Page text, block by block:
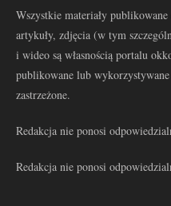
Wszystkie materiały
artykuły, zdjęcia (w tym
i wideo są własnością portalu
publikowane lub
zastrzeżone.
Redakcja nie ponosi
Redakcja nie ponosi